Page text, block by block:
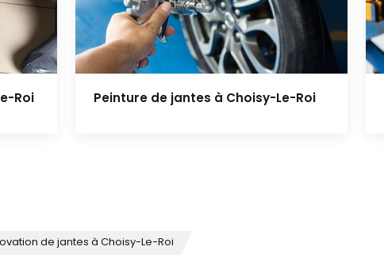
Roi Peinture de jantes à Choisy-Le-Roi
de jantes à Choisy-Le-Roi